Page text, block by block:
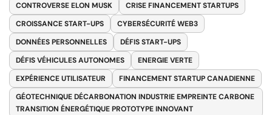
CONTROVERSE ELON MUSK
CRISE FINANCEMENT STARTUPS
CROISSANCE START-UPS
CYBERSÉCURITÉ WEB3
DONNÉES PERSONNELLES
DÉFIS START-UPS
DÉFIS VÉHICULES AUTONOMES
ENERGIE VERTE
EXPÉRIENCE UTILISATEUR
FINANCEMENT STARTUP CANADIENNE
GÉOTECHNIQUE DÉCARBONATION INDUSTRIE EMPREINTE CARBONE
TRANSITION ÉNERGÉTIQUE PROTOTYPE INNOVANT